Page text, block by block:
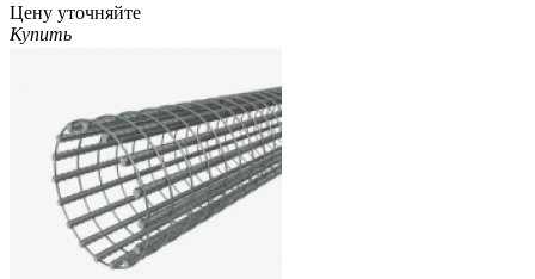
Цену уточняйте
Купить